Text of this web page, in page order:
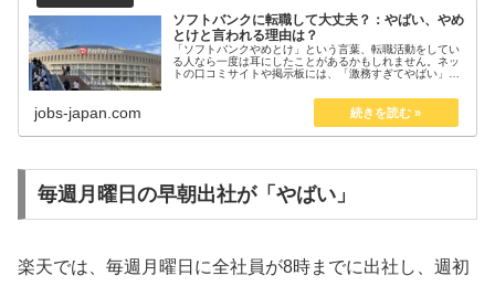
ソフトバンクに転職して大丈夫？：やばい、やめ
とけと言われる理由は？
「ソフトバンクやめとけ」という言葉、転職活動をしてい
る人なら一度は耳にしたことがあるかもしれません。ネッ
トの口コミサイトや掲示板には、「激務すぎてやばい」
ない」といった声があふれています。...
jobs-japan.com
毎週月曜日の早朝出社が「やばい」
楽天では、毎週月曜日に全社員が8時までに出社し、週初